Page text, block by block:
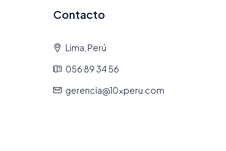
Contacto
Lima, Perú
056 89 34 56
gerencia@10xperu.com